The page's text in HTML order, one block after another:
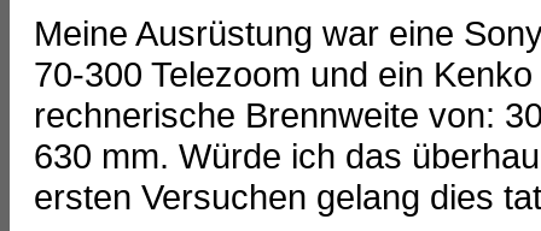
Meine Ausrüstung war eine
70-300 Telezoom und ein
rechnerische Brennweite von:
630 mm. Würde ich das
ersten Versuchen gelang dies